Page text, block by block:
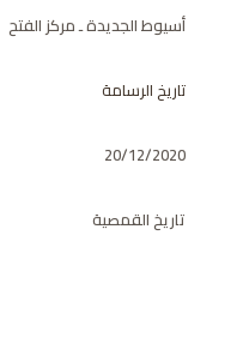
أسيوط الجديدة ـ مركز الفتح
تاريخ الرسامة
20/12/2020
تاريخ القمصية